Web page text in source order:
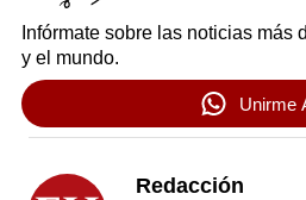
Infórmate sobre las noticias más
y el mundo.
Unirme
Redacción